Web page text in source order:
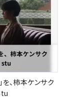
、柿本ケンサク